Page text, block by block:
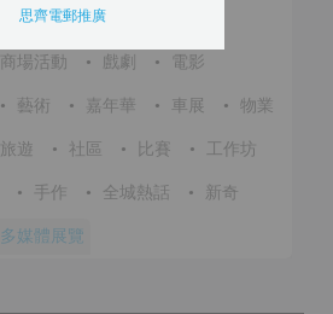
• 體育 •
商場活動 • 戲劇 • 電影
• 藝術 • 嘉年華 • 車展 • 物業
旅遊 • 社區 • 比賽 • 工作坊
• 手作 • 全城熱話 • 新奇
多媒體展覽
思齊電郵推廣